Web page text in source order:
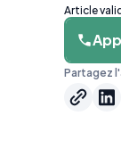
Article
Partagez